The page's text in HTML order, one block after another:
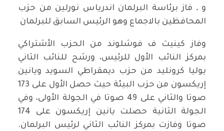
و ـ فاز برئاسة البرلمان اندرياس نورلين من حزب
المحافظين بالاجماع وهو الرئيس السابق للبرلمان
وفاز كينيث ف فوشلوند من الحزب الأشتراكي
بمركز النائب الأول للرئيس، ورشح للنائب الثاني
يوليا كرونليد من حزب ديمقراطي السويد ويانين
إريكسون من حزب البيئة حيث حصل الأول على 173
صوتا والثاني على 49 صوتا في الجولة الأولى، وفي
الجولة الثانية حصلت يانين إريكسون على 174
صوتا وفازت بمركز النائب الثاني لرئيس البرلمان.